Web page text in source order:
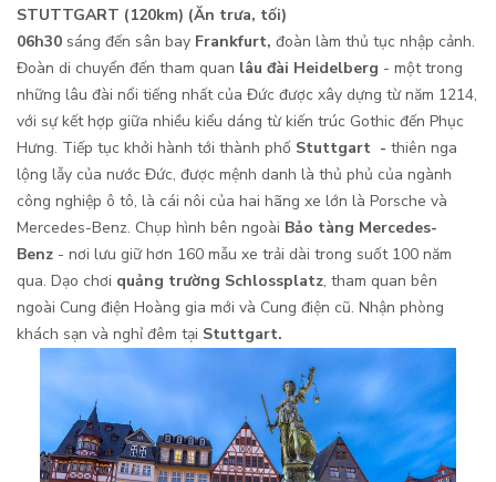
STUTTGART (120km) (Ăn trưa, tối)
06h30 sáng đến sân bay Frankfurt, đoàn làm thủ tục nhập cảnh.
Đoàn di chuyển đến tham quan lâu đài Heidelberg - một trong
những lâu đài nổi tiếng nhất của Đức được xây dựng từ năm 1214,
với sự kết hợp giữa nhiều kiểu dáng từ kiến trúc Gothic đến Phục
Hưng. Tiếp tục khởi hành tới thành phố Stuttgart - thiên nga
lộng lẫy của nước Đức, được mệnh danh là thủ phủ của ngành
công nghiệp ô tô, là cái nôi của hai hãng xe lớn là Porsche và
Mercedes-Benz. Chụp hình bên ngoài Bảo tàng Mercedes-
Benz - nơi lưu giữ hơn 160 mẫu xe trải dài trong suốt 100 năm
qua. Dạo chơi quảng trường Schlossplatz, tham quan bên
ngoài Cung điện Hoàng gia mới và Cung điện cũ. Nhận phòng
khách sạn và nghỉ đêm tại Stuttgart.